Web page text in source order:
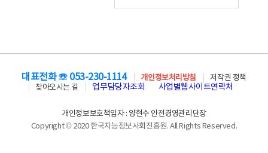
대표전화 ☏ 053-230-1114 개인정보처리방침
저작권 정책
찾아오시는 길
업무담당자조회 사업별웹사이트연락처
개인정보보호책임자 : 양현수 안전경영관리단장
Copyright © 2020 한국지능정보사회진흥원. All Rights Reserved.